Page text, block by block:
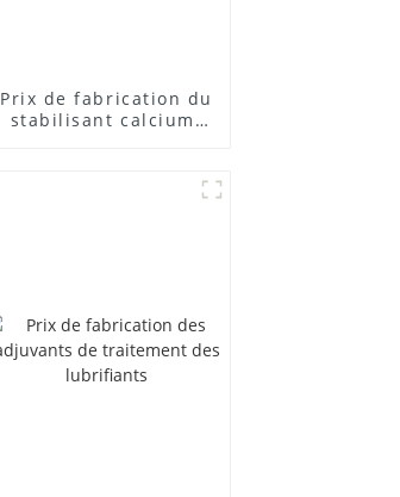
Prix ​​de fabrication du
stabilisant calcium-